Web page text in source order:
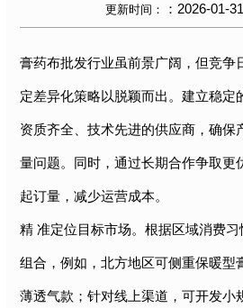
更新时间： ：2026-01-
膏药布批发行业虽前景广阔，但竞争
定差异化策略以脱颖而出。建立稳定
资质齐全、技术先进的供应商，确保
量问题。同时，通过长期合作争取更
起订量，减少运营成本。
精 准定位目标市场。根据区域消费
组合，例如，北方地区可侧重保暖型
薄透气款；针对线上渠道，可开发小